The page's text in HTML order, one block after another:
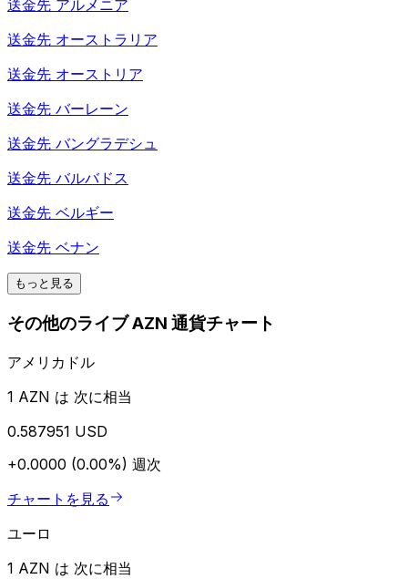
送金先 アルメニア
送金先 オーストラリア
送金先 オーストリア
送金先 バーレーン
送金先 バングラデシュ
送金先 バルバドス
送金先 ベルギー
送金先 ベナン
もっと見る
その他のライブ AZN 通貨チャート
アメリカドル
1 AZN は 次に相当
0.587951 USD
+0.0000 (0.00%) 週次
チャートを見る
ユーロ
1 AZN は 次に相当